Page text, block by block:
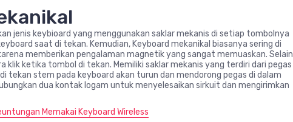
jenis keybioard yang menggunakan saklar mekanis di setiap tombolnya
saat di tekan. Kemudian, Keyboard mekanikal biasanya sering di
memberikan pengalaman magnetik yang sangat memuaskan. Selain
klik ketika tombol di tekan. Memiliki saklar mekanis yang terdiri dari pegas
tekan stem pada keyboard akan turun dan mendorong pegas di dalam
dua kontak logam untuk menyelesaikan sirkuit dan mengirimkan
Memakai Keyboard Wireless